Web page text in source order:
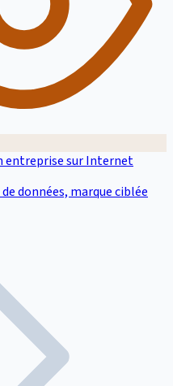
entreprise sur Internet
données, marque ciblée